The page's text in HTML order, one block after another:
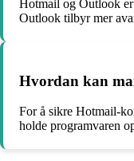
Hotmail og Outlook er
Outlook tilbyr mer
Hvordan kan
For å sikre Hotmail-
holde programvaren